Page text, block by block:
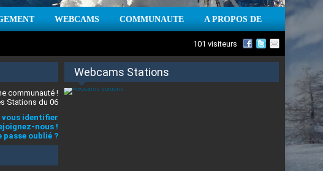
WEBCAMS COMMUNAUTE A PROPOS DE
101 visiteurs
communauté !
Stations du 06
vous identifier
nous !
passe oublié ?
Webcams Stations